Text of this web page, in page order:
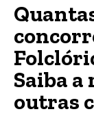
Saiba a
outras